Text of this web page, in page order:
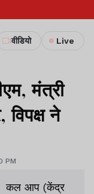
वीडियो Live
मंत्री
विपक्ष ने
PM
कल आप (केंद्र